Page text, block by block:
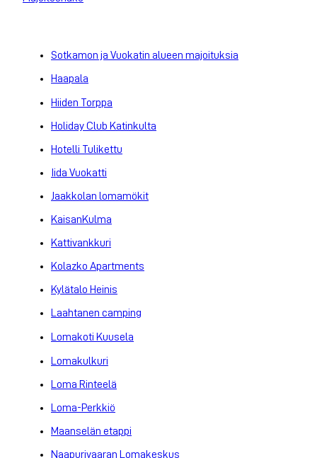
Sotkamon ja Vuokatin alueen majoituksia
Haapala
Hiiden Torppa
Holiday Club Katinkulta
Hotelli Tulikettu
Iida Vuokatti
Jaakkolan lomamökit
KaisanKulma
Kattivankkuri
Kolazko Apartments
Kylätalo Heinis
Laahtanen camping
Lomakoti Kuusela
Lomakulkuri
Loma Rinteelä
Loma-Perkkiö
Maanselän etappi
Naapurivaaran Lomakeskus